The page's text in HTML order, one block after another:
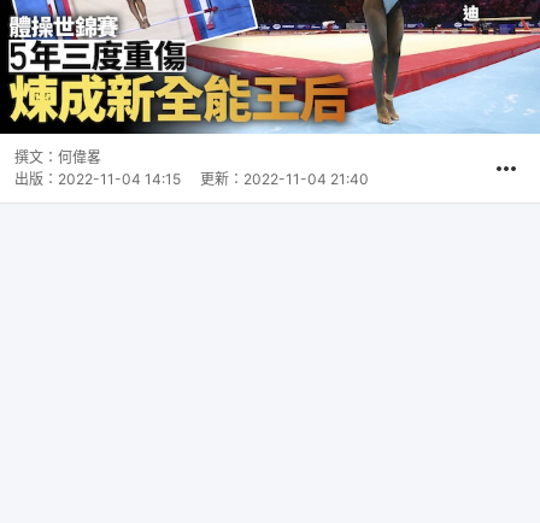
撰文： 何偉畧
出版： 2022-11-04 14:15 更新： 2022-11-04 21:40